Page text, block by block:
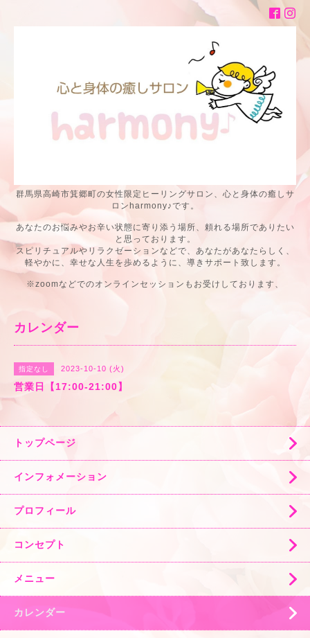
群馬県高崎市箕郷町の女性限定ヒーリングサロン、心と身体の癒しサ
ロンharmony♪です。
あなたのお悩みやお辛い状態に寄り添う場所、頼れる場所でありたい
と思っております。
スピリチュアルやリラクゼーションなどで、あなたがあなたらしく、
軽やかに、幸せな人生を歩めるように、導きサポート致します。
※zoomなどでのオンラインセッションもお受けしております、
カレンダー
指定なし 2023-10-10 (火)
営業日【17:00-21:00】
トップページ
インフォメーション
プロフィール
コンセプト
メニュー
カレンダー